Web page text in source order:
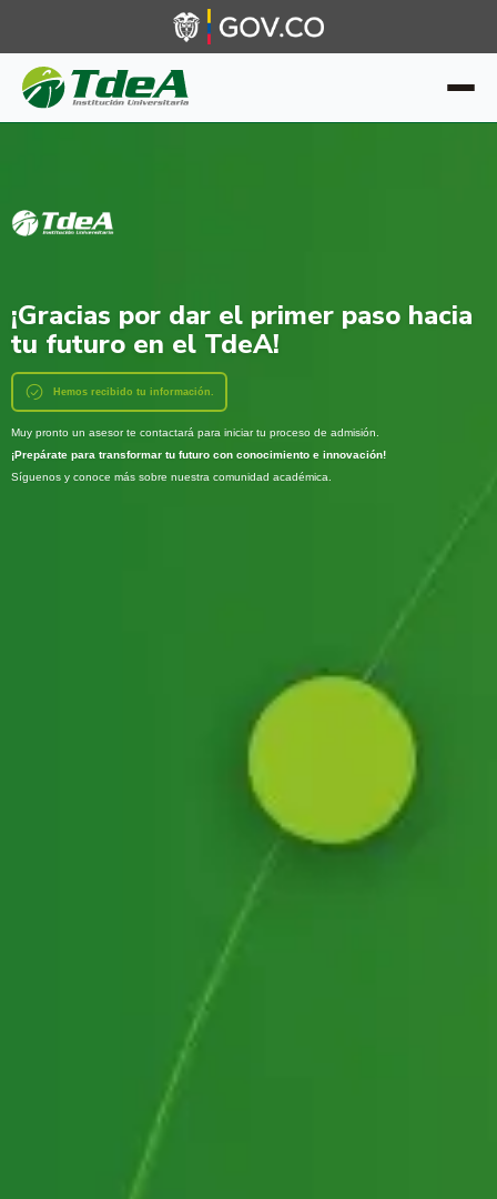
¡Gracias por dar el primer paso hacia
tu futuro en el TdeA!
Hemos recibido tu información.
Muy pronto un asesor te contactará para iniciar tu proceso de admisión.
¡Prepárate para transformar tu futuro con conocimiento e innovación!
Síguenos y conoce más sobre nuestra comunidad académica.